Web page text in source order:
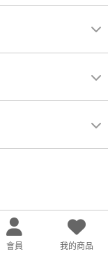
會員 我的商品